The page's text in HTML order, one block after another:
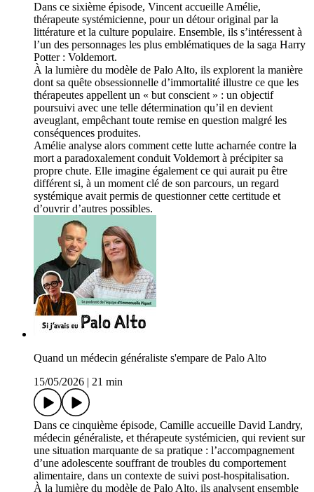
Dans ce sixième épisode, Vincent accueille Amélie,
thérapeute systémicienne, pour un détour original par la
littérature et la culture populaire. Ensemble, ils s’intéressent à
l’un des personnages les plus emblématiques de la saga Harry
Potter : Voldemort.
À la lumière du modèle de Palo Alto, ils explorent la manière
dont sa quête obsessionnelle d’immortalité illustre ce que les
thérapeutes appellent un « but conscient » : un objectif
poursuivi avec une telle détermination qu’il en devient
aveuglant, empêchant toute remise en question malgré les
conséquences produites.
Amélie analyse alors comment cette lutte acharnée contre la
mort a paradoxalement conduit Voldemort à précipiter sa
propre chute. Elle imagine également ce qui aurait pu être
différent si, à un moment clé de son parcours, un regard
systémique avait permis de questionner cette certitude et
d’ouvrir d’autres possibles.
Quand un médecin généraliste s'empare de Palo Alto
15/05/2026
21 min
Dans ce cinquième épisode, Camille accueille David Landry,
médecin généraliste, et thérapeute systémicien, qui revient sur
une situation marquante de sa pratique : l’accompagnement
d’une adolescente souffrant de troubles du comportement
alimentaire, dans un contexte de suivi post-hospitalisation.
À la lumière du modèle de Palo Alto, ils analysent ensemble